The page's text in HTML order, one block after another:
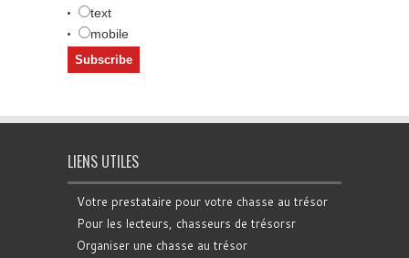
text
mobile
LIENS UTILES
Votre prestataire pour votre chasse au trésor
Pour les lecteurs, chasseurs de trésorsr
Organiser une chasse au trésor